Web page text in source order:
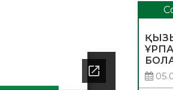
ӨТТІ